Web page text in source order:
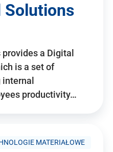
Solutions
a Digital
is a set of
productivity…
MATERIAŁOWE